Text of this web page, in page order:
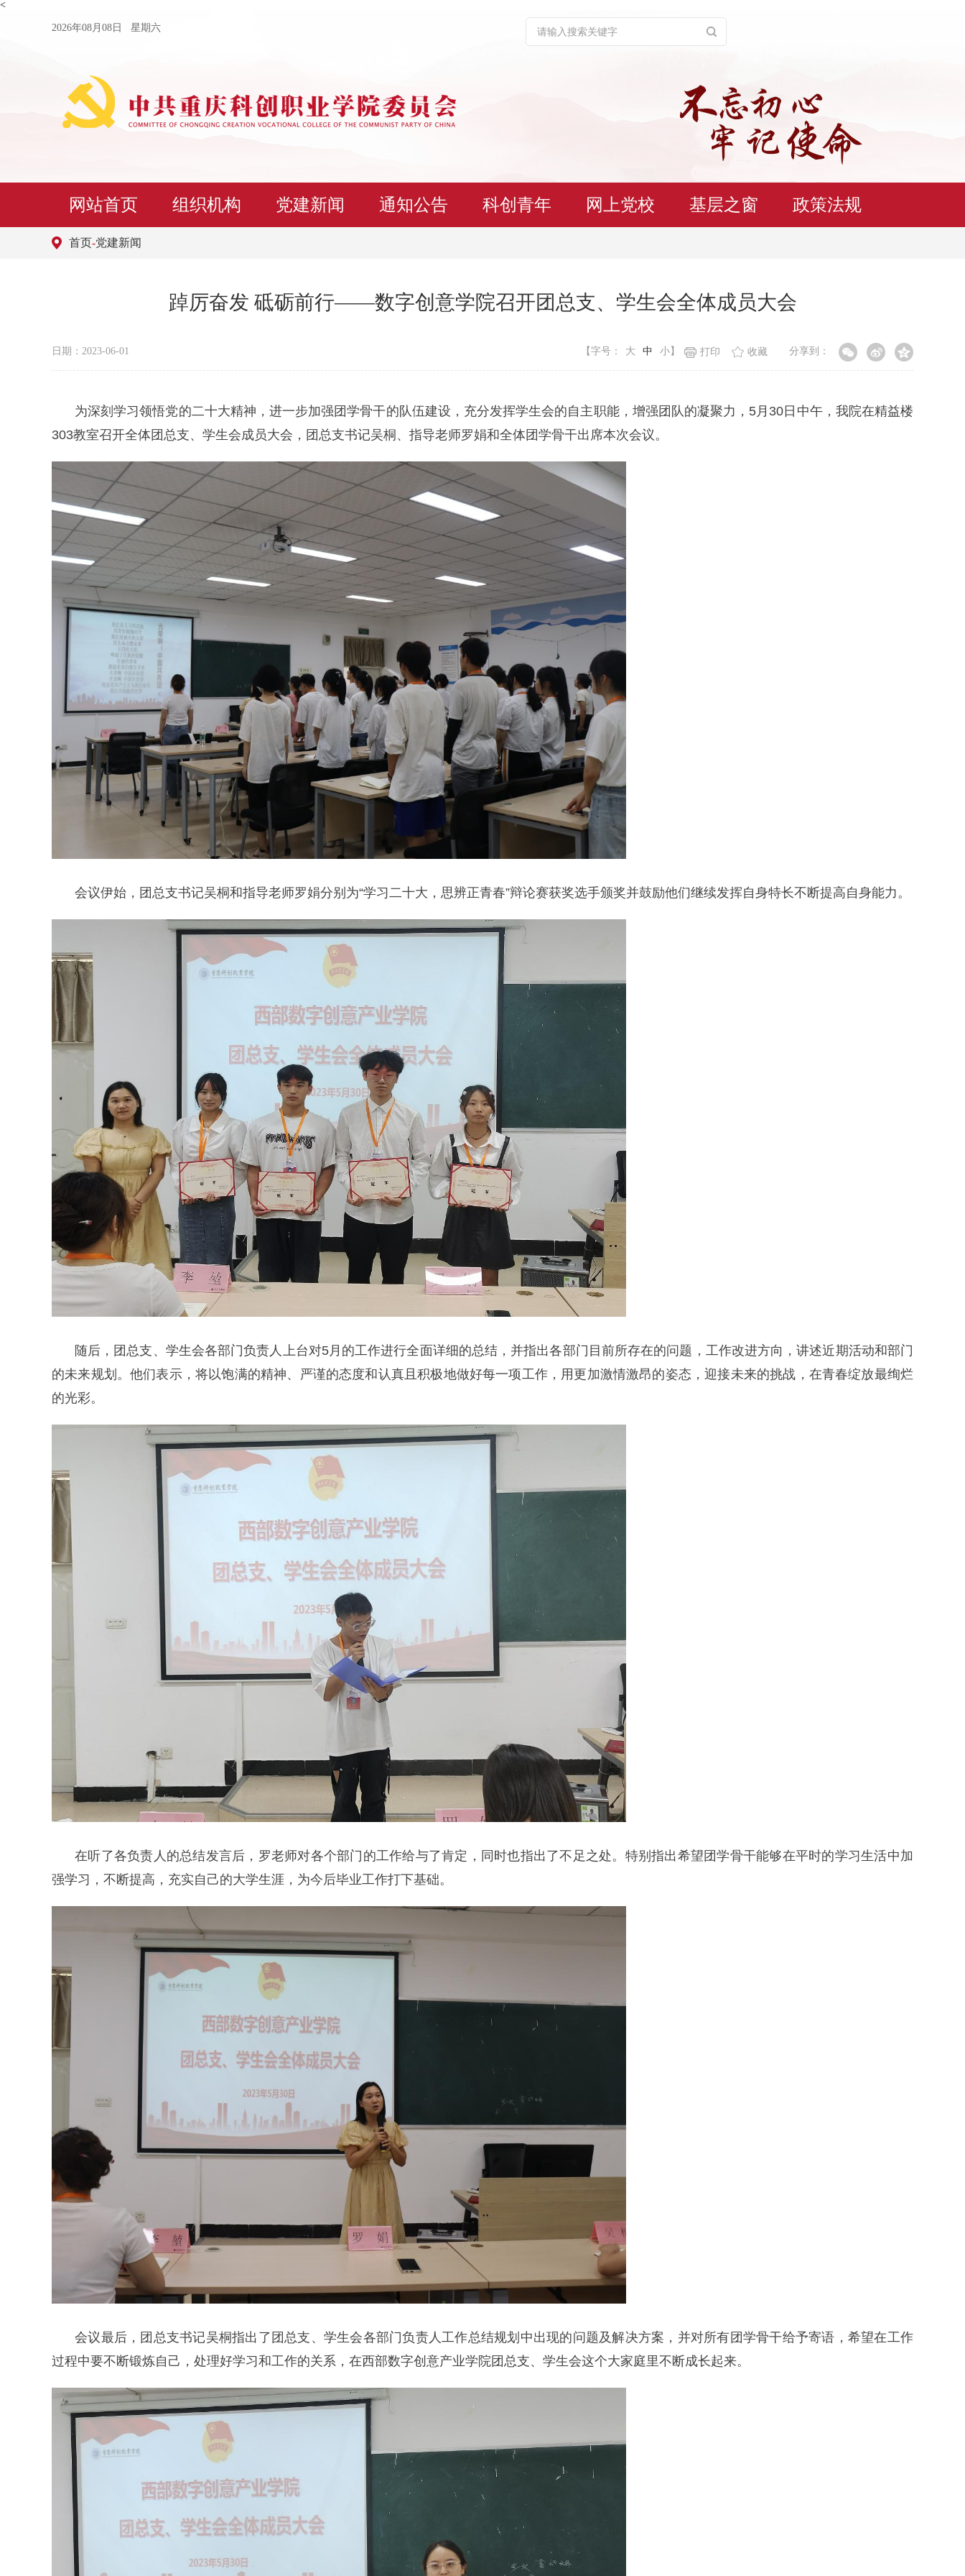
<
2026年08月08日 星期六
网站首页 组织机构 党建新闻 通知公告 科创青年 网上党校 基层之窗 政策法规
首页-党建新闻
踔厉奋发 砥砺前行——数字创意学院召开团总支、学生会全体成员大会
日期：2023-06-01 分享到：
【字号： 大 中 小 】 收藏
打印
为深刻学习领悟党的二十大精神，进一步加强团学骨干的队伍建设，充分发挥学生会的自主职能，增强团队的凝聚力，5月30日中午，我院在精益楼
303教室召开全体团总支、学生会成员大会，团总支书记吴桐、指导老师罗娟和全体团学骨干出席本次会议。
会议伊始，团总支书记吴桐和指导老师罗娟分别为“学习二十大，思辨正青春”辩论赛获奖选手颁奖并鼓励他们继续发挥自身特长不断提高自身能力。
随后，团总支、学生会各部门负责人上台对5月的工作进行全面详细的总结，并指出各部门目前所存在的问题，工作改进方向，讲述近期活动和部门
的未来规划。他们表示，将以饱满的精神、严谨的态度和认真且积极地做好每一项工作，用更加激情激昂的姿态，迎接未来的挑战，在青春绽放最绚烂
的光彩。
在听了各负责人的总结发言后，罗老师对各个部门的工作给与了肯定，同时也指出了不足之处。特别指出希望团学骨干能够在平时的学习生活中加
强学习，不断提高，充实自己的大学生涯，为今后毕业工作打下基础。
会议最后，团总支书记吴桐指出了团总支、学生会各部门负责人工作总结规划中出现的问题及解决方案，并对所有团学骨干给予寄语，希望在工作
过程中要不断锻炼自己，处理好学习和工作的关系，在西部数字创意产业学院团总支、学生会这个大家庭里不断成长起来。